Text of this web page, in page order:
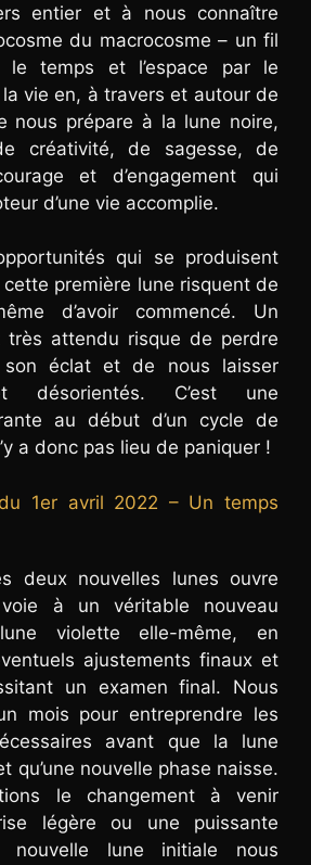
entier et à nous connaître
du macrocosme – un fil
temps et l’espace par le
vie en, à travers et autour de
nous prépare à la lune noire,
créativité, de sagesse, de
et d’engagement qui
d’une vie accomplie.
qui se produisent
première lune risquent de
d’avoir commencé. Un
très attendu risque de perdre
son éclat et de nous laisser
désorientés. C’est une
au début d’un cycle de
a donc pas lieu de paniquer !
1er avril 2022 – Un temps
deux nouvelles lunes ouvre
à un véritable nouveau
violette elle-même, en
ajustements finaux et
un examen final. Nous
mois pour entreprendre les
avant que la lune
qu’une nouvelle phase naisse.
le changement à venir
légère ou une puissante
nouvelle lune initiale nous